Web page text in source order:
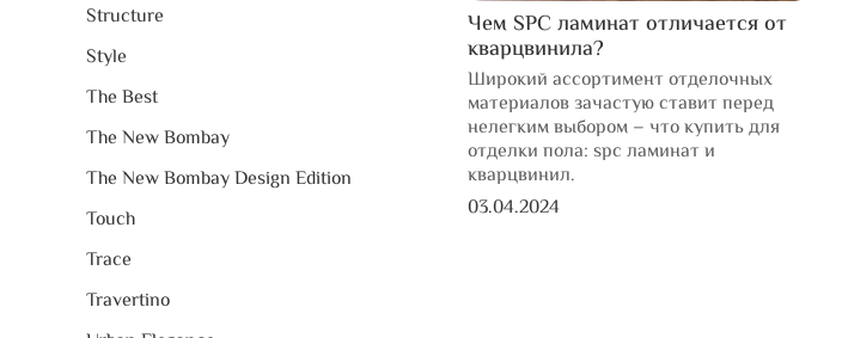
Чем SPC ламинат отличается от
кварцвинила?
Широкий ассортимент отделочных
материалов зачастую ставит перед
нелегким выбором – что купить для
отделки пола: spc ламинат и
кварцвинил.
03.04.2024
Structure
Style
The Best
The New Bombay
The New Bombay Design Edition
Touch
Trace
Travertino